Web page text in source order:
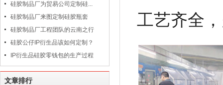
硅胶制品厂为贸易公司定制硅...
硅胶制品厂来图定制硅胶瓶套
硅胶制品厂工程团队的云南之行
硅胶公仔IP衍生品该如何定制？
IP衍生品硅胶零钱包的生产过程
文章排行
工艺齐全